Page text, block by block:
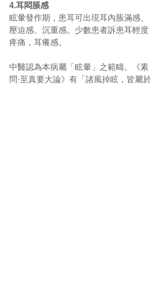
4.耳悶脹感
眩暈發作期，患耳可出現耳內脹滿感、
壓迫感、沉重感。少數患者訴患耳輕度
疼痛，耳癢感。
中醫認為本病屬「眩暈」之範疇。《素
問·至真要大論》有「諸風掉眩，皆屬於